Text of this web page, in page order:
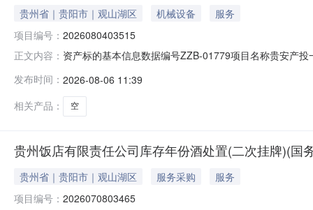
贵州省｜贵阳市｜观山湖区 机械设备
服务
项目编号： 2026080403515
正文内容： 资产标的基本信息数据编号ZZB-01779项目名称贵安产
简况基本情况名称：注册地（地址）：法定代表人：注
发布时间： 2026-08-06 11:39
相关产品：
空
贵州饭店有限责任公司库存年份酒处置(二次挂牌)(国
贵州省｜贵阳市｜观山湖区 服务采购
服务
项目编号： 2026070803465